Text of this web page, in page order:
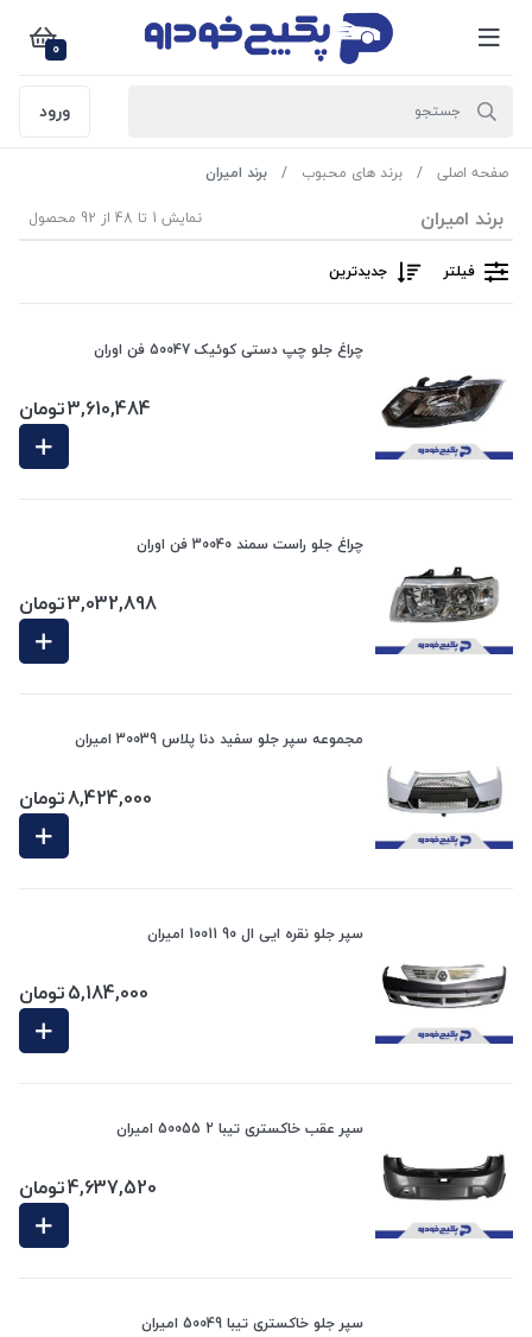
0
ورود
صفحه اصلی برند های محبوب برند امیران
برند امیران نمایش 1 تا 48 از 92 محصول
فیلتر جدیدترین
چراغ جلو چپ دستی کوئیک 50047 فن اوران
3,610,484تومان
چراغ جلو راست سمند 30040 فن اوران
3,032,898تومان
مجموعه سپر جلو سفید دنا پلاس 30039 امیران
8,424,000تومان
سپر جلو نقره ایی ال 90 10011 امیران
5,184,000تومان
سپر عقب خاکستری تیبا 2 50055 امیران
4,637,520تومان
سپر جلو خاکستری تیبا 50049 امیران